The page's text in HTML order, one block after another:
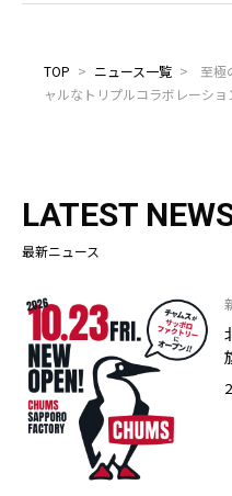
TOP > ニュース一覧 >
至極
ャルなトリプルコラボレーショ
LATEST
最新ニュース